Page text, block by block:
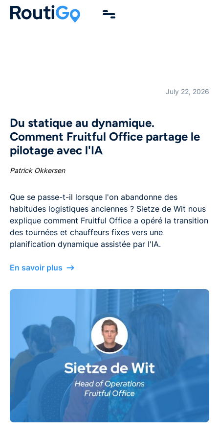
July 22, 2026
Du statique au dynamique.
Comment Fruitful Office partage le
pilotage avec l'IA
Patrick Okkersen
Que se passe-t-il lorsque l'on abandonne des
habitudes logistiques anciennes ? Sietze de Wit nous
explique comment Fruitful Office a opéré la transition
des tournées et chauffeurs fixes vers une
planification dynamique assistée par l'IA.
En savoir plus